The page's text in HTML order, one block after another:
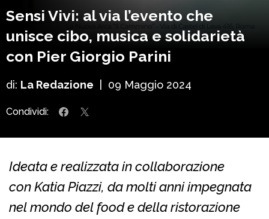
Sensi Vivi: al via l’evento che
unisce cibo, musica e solidarietà
con Pier Giorgio Parini
di: La Redazione 09 Maggio 2024
Condividi:
Ideata e realizzata in collaborazione
con Katia Piazzi, da molti anni impegnata
nel mondo del food e della ristorazione